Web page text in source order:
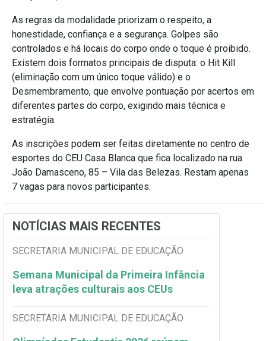
As regras da modalidade priorizam o respeito, a
honestidade, confiança e a segurança. Golpes são
controlados e há locais do corpo onde o toque é proibido.
Existem dois formatos principais de disputa: o Hit Kill
(eliminação com um único toque válido) e o
Desmembramento, que envolve pontuação por acertos em
diferentes partes do corpo, exigindo mais técnica e
estratégia.
As inscrições podem ser feitas diretamente no centro de
esportes do CEU Casa Blanca que fica localizado na rua
João Damasceno, 85 – Vila das Belezas. Restam apenas
7 vagas para novos participantes.
NOTÍCIAS MAIS RECENTES
SECRETARIA MUNICIPAL DE EDUCAÇÃO
Semana Municipal da Primeira Infância
leva atrações culturais aos CEUs
SECRETARIA MUNICIPAL DE EDUCAÇÃO